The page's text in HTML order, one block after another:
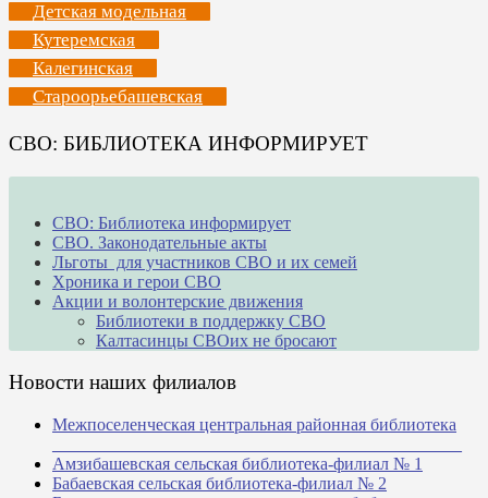
Детская модельная
Кутеремская
Калегинская
Староорьебашевская
СВО: БИБЛИОТЕКА ИНФОРМИРУЕТ
СВО: Библиотека информирует
СВО. Законодательные акты
Льготы для участников СВО и их семей
Хроника и герои СВО
Акции и волонтерские движения
Библиотеки в поддержку СВО
Калтасинцы СВОих не бросают
Новости наших филиалов
Межпоселенческая центральная районная библиотека
Амзибашевская сельская библиотека-филиал № 1
Бабаевская сельская библиотека-филиал № 2